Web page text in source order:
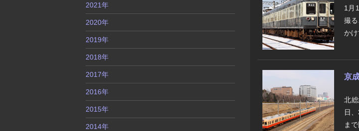
1月
撮
か
京
北
日
ま
2021年
2020年
2019年
2018年
2017年
2016年
2015年
2014年